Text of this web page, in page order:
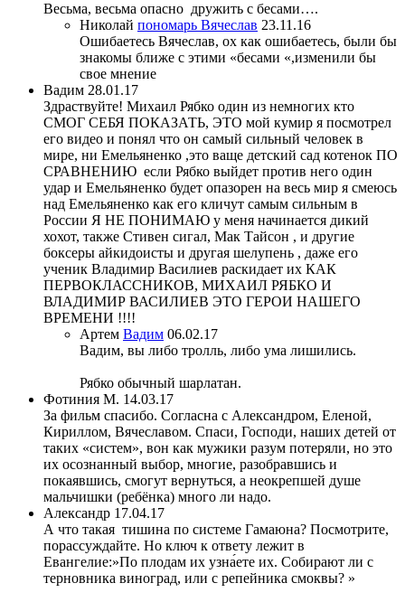
Весьма, весьма опасно дружить с бесами….
Николай пономарь Вячеслав 23.11.16
Ошибаетесь Вячеслав, ох как ошибаетесь, были бы
знакомы ближе с этими «бесами «,изменили бы
свое мнение
Вадим 28.01.17
Здраствуйте! Михаил Рябко один из немногих кто
СМОГ СЕБЯ ПОКАЗАТЬ, ЭТО мой кумир я посмотрел
его видео и понял что он самый сильный человек в
мире, ни Емельяненко ,это ваще детский сад котенок ПО
СРАВНЕНИЮ если Рябко выйдет против него один
удар и Емельяненко будет опазорен на весь мир я смеюсь
над Емельяненко как его кличут самым сильным в
России Я НЕ ПОНИМАЮ у меня начинается дикий
хохот, также Стивен сигал, Мак Тайсон , и другие
боксеры айкидоисты и другая шелупень , даже его
ученик Владимир Василиев раскидает их КАК
ПЕРВОКЛАССНИКОВ, МИХАИЛ РЯБКО И
ВЛАДИМИР ВАСИЛИЕВ ЭТО ГЕРОИ НАШЕГО
ВРЕМЕНИ !!!!
Артем Вадим 06.02.17
Вадим, вы либо тролль, либо ума лишились.
Рябко обычный шарлатан.
Фотиния М. 14.03.17
За фильм спасибо. Согласна с Александром, Еленой,
Кириллом, Вячеславом. Спаси, Господи, наших детей от
таких «систем», вон как мужики разум потеряли, но это
их осознанный выбор, многие, разобравшись и
покаявшись, смогут вернуться, а неокрепшей душе
мальчишки (ребёнка) много ли надо.
Александр 17.04.17
А что такая тишина по системе Гамаюна? Посмотрите,
порассуждайте. Но ключ к ответу лежит в
Евангелие:»По плодам их узна́ете их. Собирают ли с
терновника виноград, или с репейника смоквы? »